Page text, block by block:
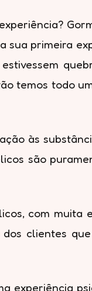
sua primeira
temos todo
às
são
com muita
clientes
experiência